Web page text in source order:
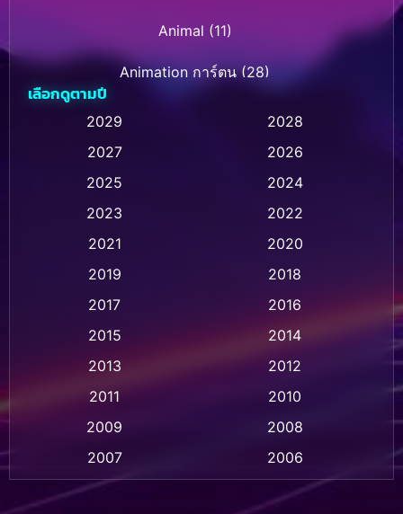
Animal (11)
Animation การ์ตูน(28)
Animation การ์ตูน (236)
Animation การ์ตูน (32)
Animation แอนิเมชั่น (1)
Animation แอนิเมชัน (1)
Based on a True Story เรื่องจริง(75)
เลือกดูตามปี
2029
2028
2027
2026
2025
2024
2023
2022
2021
2020
2019
2018
2017
2016
2015
2014
2013
2012
2011
2010
2009
2008
2007
2006
2005
2004